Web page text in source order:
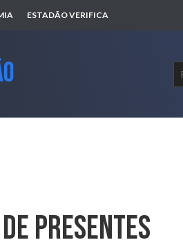
ESTADÃO VERIFICA
Presentes